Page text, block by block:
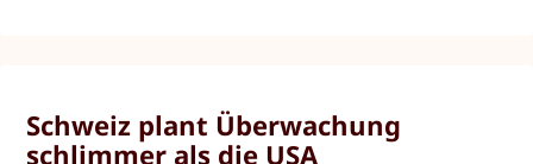
Schweiz plant Überwachung
schlimmer als die USA